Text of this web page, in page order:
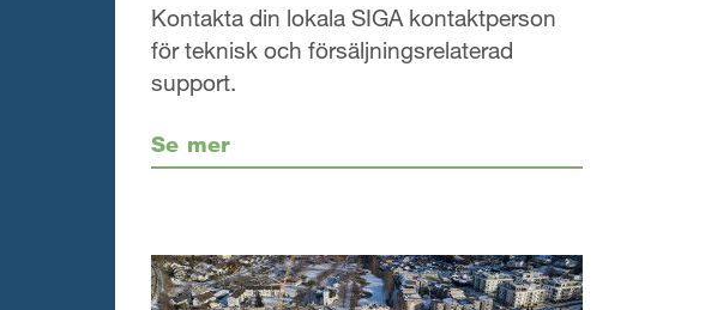
Kontakta din lokala SIGA kontaktperson
för teknisk och försäljningsrelaterad
support.
Se mer